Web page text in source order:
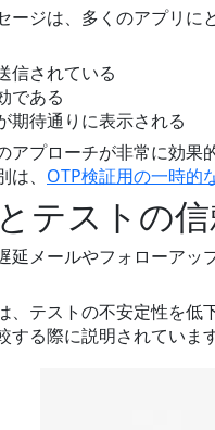
ージは、多くのアプリ
信されている
である
期待通りに表示される
アプローチが非常に効
、 OTP検証用の一時的
テストの
延メールやフォローア
、テストの不安定性を低
する際に説明されています